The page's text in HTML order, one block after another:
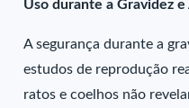
Uso durante a Gravidez
A segurança durante a
estudos de reprodução
ratos e coelhos não